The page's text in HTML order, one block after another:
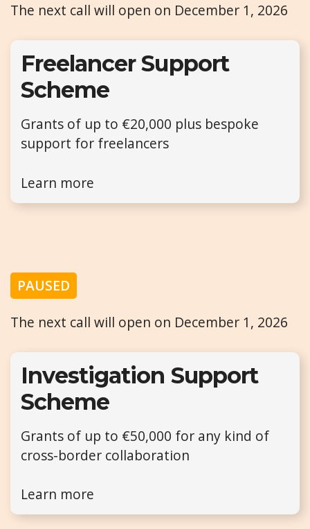
The next call will open on December 1, 2026
Freelancer Support
Scheme
Grants of up to €20,000 plus bespoke
support for freelancers
Learn more
PAUSED
The next call will open on December 1, 2026
Investigation Support
Scheme
Grants of up to €50,000 for any kind of
cross-border collaboration
Learn more